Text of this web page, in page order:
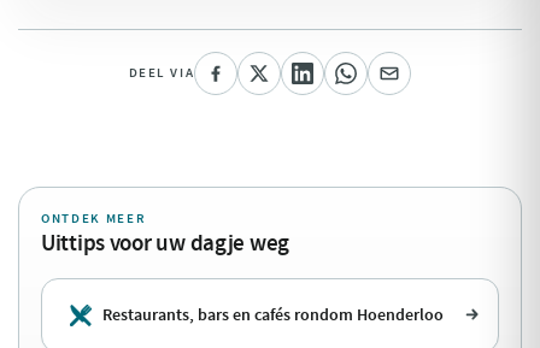
DEEL VIA
ONTDEK MEER
Uittips voor uw dagje weg
Restaurants, bars en cafés rondom Hoenderloo